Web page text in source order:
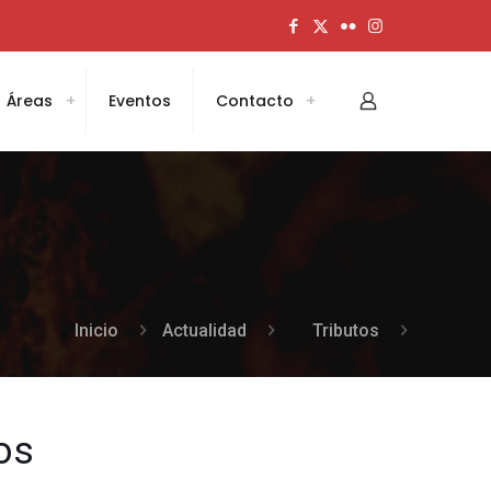
Áreas Eventos Contacto
Inicio Actualidad Tributos